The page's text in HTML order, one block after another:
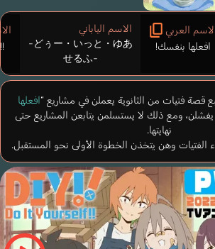
قصة فتيات من الثانوية يعملن في مشاريع “افعلها
يفشلن، ومع ذلك لا يستسلمن يتابعن المشاريع حتى
نهايتها.
الفتيات وهن يتخذن الخطوة الأولى نحو المستقبل.
العربي
افعلها بنفسك!
الاسم الياباني
-どぅー・いっと・ゆあ
せるふ-